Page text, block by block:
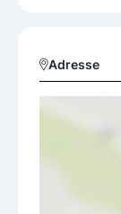
Adresse